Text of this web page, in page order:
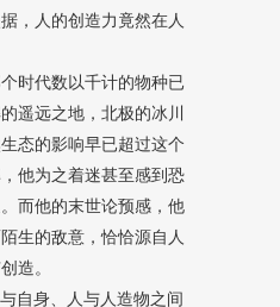
，人的创造力竟然在人
时代数以千计的物种已
遥远之地，北极的冰川
态的影响早已超过这个
他为之着迷甚至感到恐
而他的末世论预感，他
生的敌意，恰恰源自人
造。
自身、人与人造物之间